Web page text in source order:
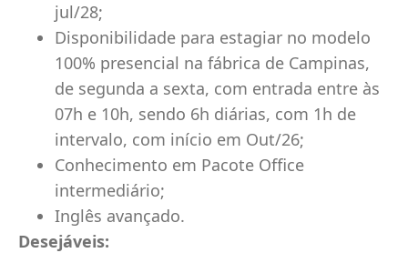
jul/28;
Disponibilidade para estagiar no modelo
100% presencial na fábrica de Campinas,
de segunda a sexta, com entrada entre às
07h e 10h, sendo 6h diárias, com 1h de
intervalo, com início em Out/26;
Conhecimento em Pacote Office
intermediário;
Inglês avançado.
Desejáveis: